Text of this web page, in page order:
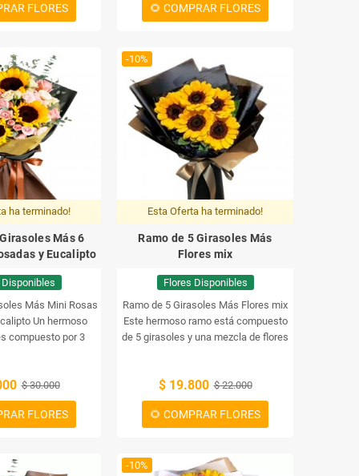
FLORES 🌻 COMPRAR FLORES
ha terminado!
Más 6
y Eucalipto
Disponibles
Más Mini Rosas
Un hermoso
compuesto por 3
$ 30.000
FLORES
-10%
Esta Oferta ha terminado!
Ramo de 5 Girasoles Más
Flores mix
Flores Disponibles
Ramo de 5 Girasoles Más Flores mix
Este hermoso ramo está compuesto
de 5 girasoles y una mezcla de flores
lo hace perfecto para cualquier
ocasión. Combínalo con una tarjeta y
una nota y haz que alguien sepa
$ 19.800 $ 22.000
🌻 COMPRAR FLORES
-10%